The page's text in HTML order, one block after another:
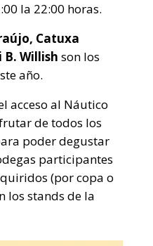
la 22:00 horas.
Catuxa
B. Willish son los
año.
acceso al Náutico
de todos los
poder degustar
participantes
(por copa o
los stands de la